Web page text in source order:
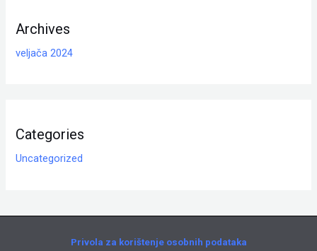
Archives
veljača 2024
Categories
Uncategorized
Privola za korištenje osobnih podataka